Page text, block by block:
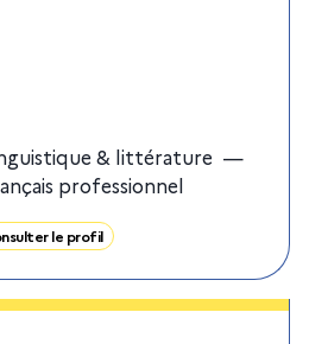
& littérature —
professionnel
le profil